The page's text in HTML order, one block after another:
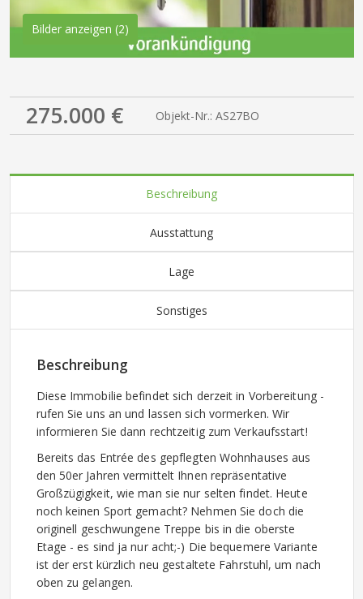
Bilder anzeigen (2)
275.000 € Objekt-Nr.: AS27BO
Beschreibung
Ausstattung
Lage
Sonstiges
Beschreibung
Diese Immobilie befindet sich derzeit in Vorbereitung -
rufen Sie uns an und lassen sich vormerken. Wir
informieren Sie dann rechtzeitig zum Verkaufsstart!
Bereits das Entrée des gepflegten Wohnhauses aus
den 50er Jahren vermittelt Ihnen repräsentative
Großzügigkeit, wie man sie nur selten findet. Heute
noch keinen Sport gemacht? Nehmen Sie doch die
originell geschwungene Treppe bis in die oberste
Etage - es sind ja nur acht;-) Die bequemere Variante
ist der erst kürzlich neu gestaltete Fahrstuhl, um nach
oben zu gelangen.